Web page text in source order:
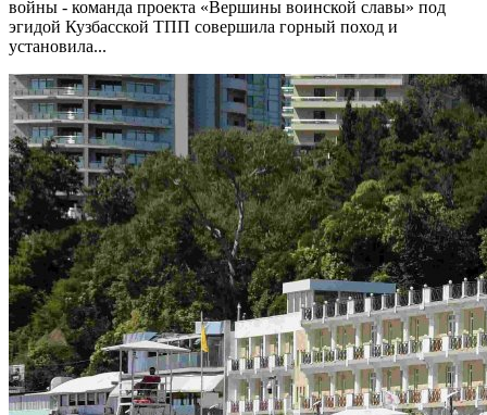
войны - команда проекта «Вершины воинской славы» под
эгидой Кузбасской ТПП совершила горный поход и
установила...